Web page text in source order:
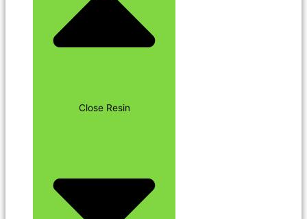
Close Resin